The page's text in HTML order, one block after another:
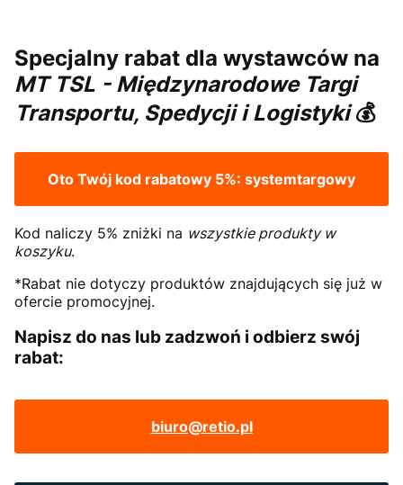
Specjalny rabat dla wystawców na
MT TSL - Międzynarodowe Targi
Transportu, Spedycji i Logistyki💰
Oto Twój kod rabatowy 5%: systemtargowy
Kod naliczy 5% zniżki na wszystkie produkty w
koszyku.
*Rabat nie dotyczy produktów znajdujących się już w
ofercie promocyjnej.
Napisz do nas lub zadzwoń i odbierz swój
rabat:
biuro@retio.pl